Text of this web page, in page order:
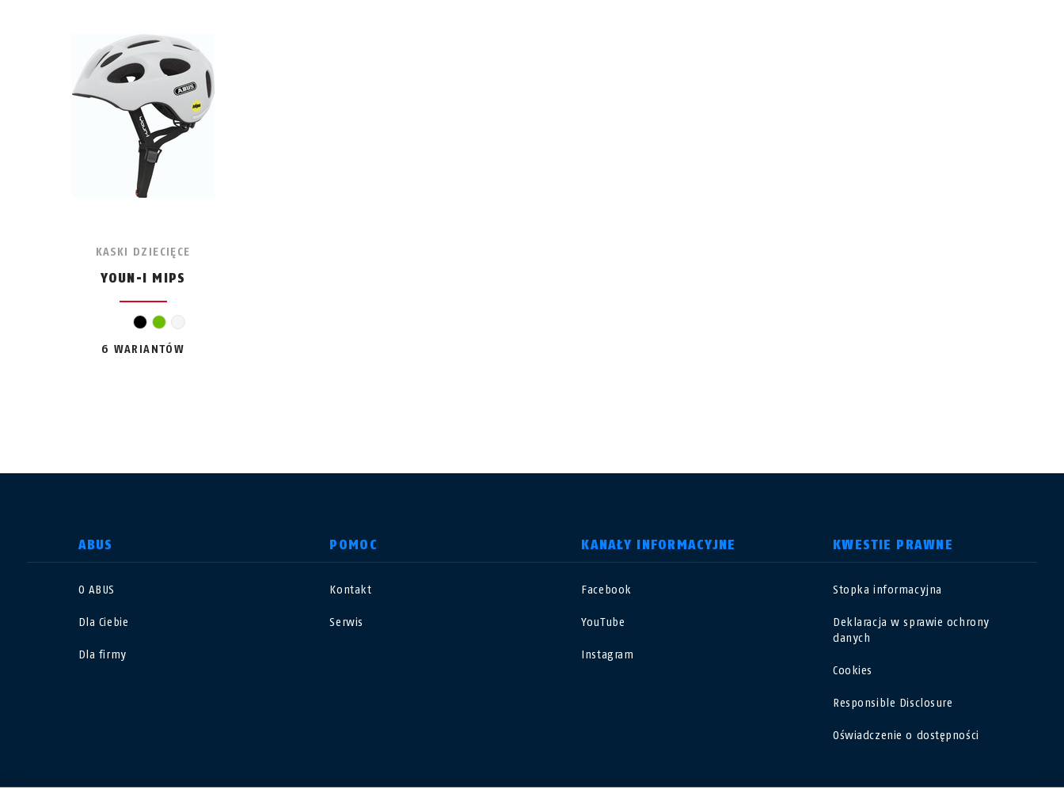
KASKI DZIECIĘCE
YOUN-I MIPS
czarnyzielony
biały
6 WARIANTÓW
ABUS
O ABUS
Dla Ciebie
Dla firmy
POMOC
Kontakt
Serwis
KANAŁY INFORMACYJNE
Facebook
YouTube
Instagram
KWESTIE PRAWNE
Stopka informacyjna
Deklaracja w sprawie ochrony
danych
Cookies
Responsible Disclosure
Oświadczenie o dostępności
WYBIERZ KRAJ
Canada
EN
Magyarország